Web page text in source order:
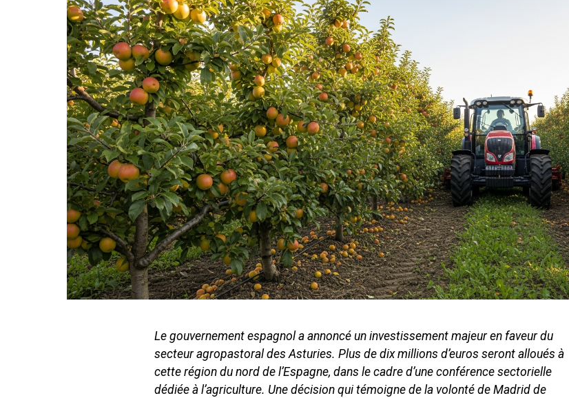
Le gouvernement espagnol a annoncé un investissement majeur en faveur du
secteur agropastoral des Asturies. Plus de dix millions d’euros seront alloués à
cette région du nord de l’Espagne, dans le cadre d’une conférence sectorielle
dédiée à l’agriculture. Une décision qui témoigne de la volonté de Madrid de